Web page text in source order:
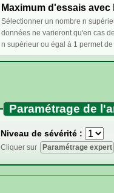
Maximum d'essais
Sélectionner un nombre n supérieur ou égal à 2 permet d'éviter que les
données ne varieront qu'en cas de bonne réponse ou après
Paramétrage de
Niveau de sévérité :
Cliquer sur Paramétrage expert